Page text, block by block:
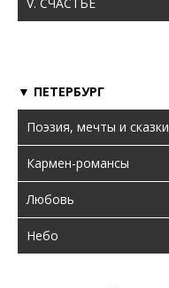
▼ ПЕТЕРБУРГ
Поэзия, мечты и сказки
Кармен-романсы
Любовь
Небо